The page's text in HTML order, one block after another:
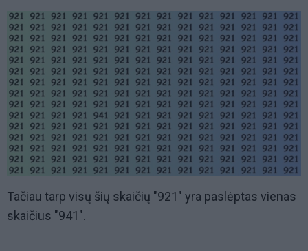
Tačiau tarp visų šių skaičių "921" yra paslėptas vienas
skaičius "941".